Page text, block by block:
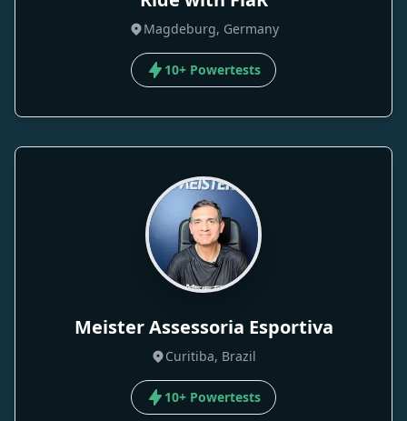
Magdeburg, Germany
10+ Powertests
Meister Assessoria Esportiva
Curitiba, Brazil
10+ Powertests